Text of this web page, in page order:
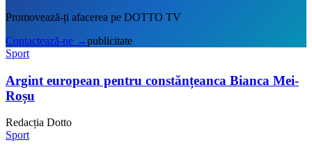
Promovează-ți afacerea pe DOTTO TV
Contactează-ne →publicitate
Sport
Argint european pentru constănțeanca Bianca Mei-
Roșu
Redacția Dotto
Sport